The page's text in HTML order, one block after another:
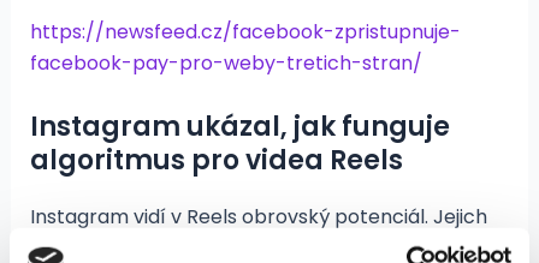
https://newsfeed.cz/facebook-zpristupnuje-
facebook-pay-pro-weby-tretich-stran/
Instagram ukázal, jak funguje
algoritmus pro videa Reels
Instagram vidí v Reels obrovský potenciál. Jejich
divácká popularita i marketingové využití raketově